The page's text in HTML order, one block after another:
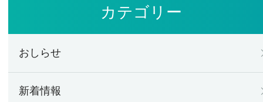
カテゴリー
おしらせ
新着情報